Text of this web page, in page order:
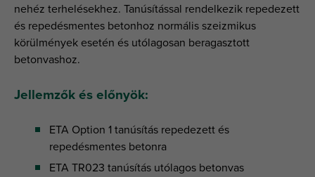
nehéz terhelésekhez. Tanúsítással rendelkezik repedezett
és repedésmentes betonhoz normális szeizmikus
körülmények esetén és utólagosan beragasztott
betonvashoz.
Jellemzők és előnyök:
ETA Option 1 tanúsítás repedezett és
repedésmentes betonra
ETA TR023 tanúsítás utólagos betonvas